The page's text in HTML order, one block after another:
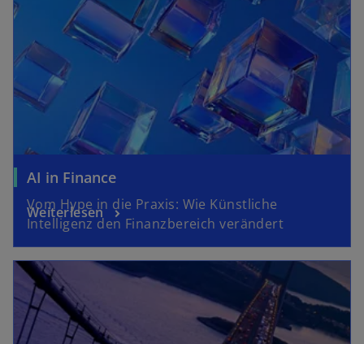
AI in Finance
Vom Hype in die Praxis: Wie Künstliche
Intelligenz den Finanzbereich verändert
Weiterlesen